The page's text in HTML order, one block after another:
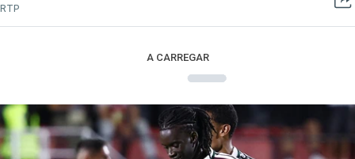
RTP
A CARREGAR